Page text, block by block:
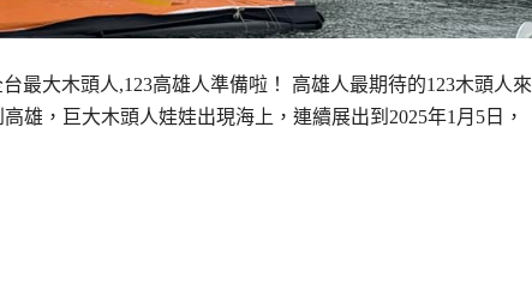
最大木頭人,123高雄人準備啦！ 高雄人最期待的123木頭人來
雄，巨大木頭人娃娃出現海上，連續展出到2025年1月5日，